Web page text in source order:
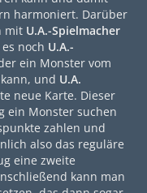
harmoniert. Darüber
mit U.A.-Spielmacher
noch U.A.-
ein Monster vom
und U.A.
neue Karte. Dieser
ein Monster suchen
zahlen und
also das reguläre
eine zweite
kann man